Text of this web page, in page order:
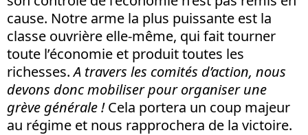
cause. Notre arme la plus puissante est la
classe ouvrière elle-même, qui fait tourner
toute l’économie et produit toutes les
richesses.A travers les comités d’action, nous
devons donc mobiliser pour organiser une
grève générale !Cela portera un coup majeur
au régime et nous rapprochera de la victoire.